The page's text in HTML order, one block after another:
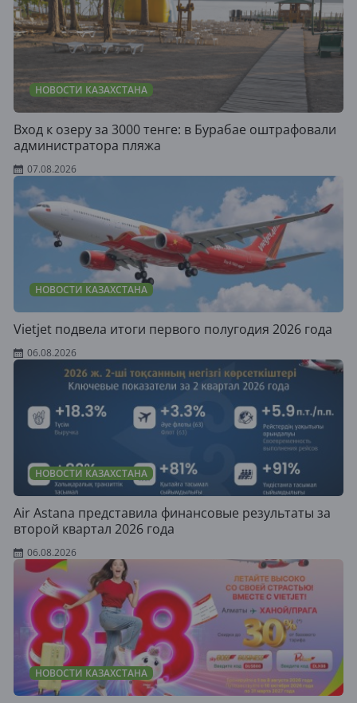
НОВОСТИ КАЗАХСТАНА
Вход к озеру за 3000 тенге: в Бурабае оштрафовали
администратора пляжа
07.08.2026
НОВОСТИ КАЗАХСТАНА
Vietjet подвела итоги первого полугодия 2026 года
06.08.2026
НОВОСТИ КАЗАХСТАНА
Air Astana представила финансовые результаты за
второй квартал 2026 года
06.08.2026
НОВОСТИ КАЗАХСТАНА